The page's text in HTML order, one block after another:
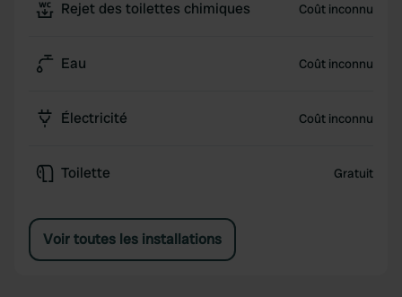
Rejet des toilettes chimiques Coût inconnu
Eau Coût inconnu
Électricité Coût inconnu
Toilette Gratuit
Voir toutes les installations